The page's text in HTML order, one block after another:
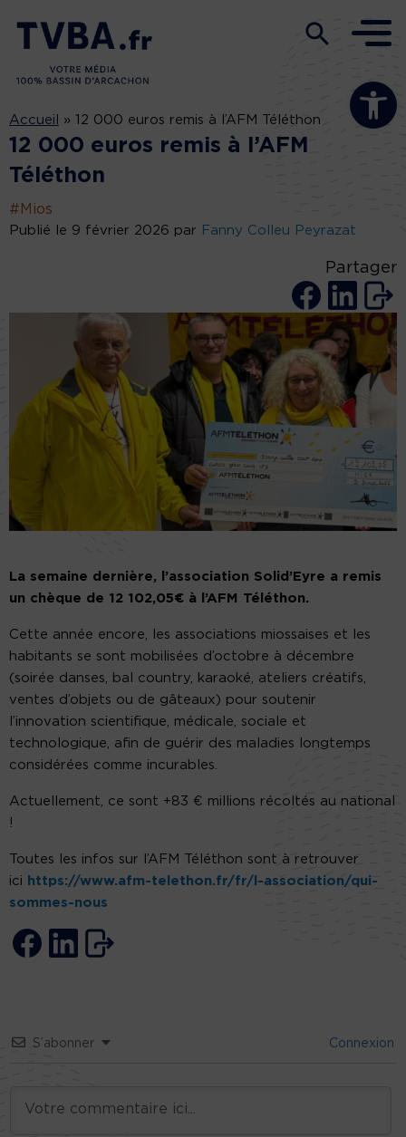
Ouvrir la
Accueil » 12 000 euros remis à l’AFM Téléthon
12 000 euros remis à l’AFM
Téléthon
#Mios
Publié le 9 février 2026 par Fanny Colleu Peyrazat
Partager
La semaine dernière, l’association Solid’Eyre a remis
un chèque de 12 102,05€ à l’AFM Téléthon.
Cette année encore, les associations miossaises et les
habitants se sont mobilisées d’octobre à décembre
(soirée danses, bal country, karaoké, ateliers créatifs,
ventes d’objets ou de gâteaux) pour soutenir
l’innovation scientifique, médicale, sociale et
technologique, afin de guérir des maladies longtemps
considérées comme incurables.
Actuellement, ce sont +83 € millions récoltés au national
!
Toutes les infos sur l’AFM Téléthon sont à retrouver
ici https://www.afm-telethon.fr/fr/l-association/qui-
sommes-nous
S’abonner Connexion